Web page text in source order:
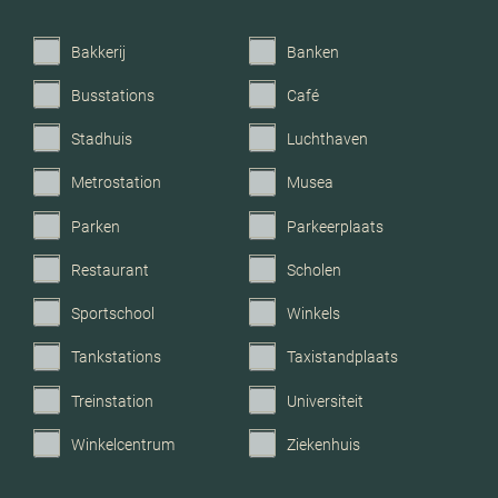
kabel, natuurlijke
Parkeerfaciliteiten Openbaar parkeren
Garage
Bakkerij Banken
Busstations Café
Stadhuis Luchthaven
Metrostation Musea
Parken Parkeerplaats
Restaurant Scholen
Sportschool Winkels
Tankstations Taxistandplaats
Treinstation Universiteit
Winkelcentrum Ziekenhuis